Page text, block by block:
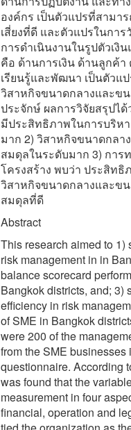
องค์กร เป็นตัวแปรที่สามา
เสี่ยงที่ดี และตัวแปรในกา
การดำเนินงานในรูปตัวเงิ
คือ ด้านการเงิน ด้านลูกค้
เรียนรู้และพัฒนา เป็นตัวแ
วิสาหกิจขนาดกลางและข
ประจักษ์ ผลการวิจัยสรุปไ
มีประสิทธิภาพในการบริห
มาก 2) วิสาหกิจขนาดกล
สมดุลในระดับมาก 3) กา
โครงสร้าง พบว่า ประสิทธิ
วิสาหกิจขนาดกลางและข
สมดุลที่ดี
Abstract
This research aimed to 1)
risk management in in
balance scorecard
Bangkok districts, and; 3)
efficiency in risk
of SME in Bangkok
were 200 of the
from the SME
questionnaire. According
was found that the
measurement in four
financial, operation and